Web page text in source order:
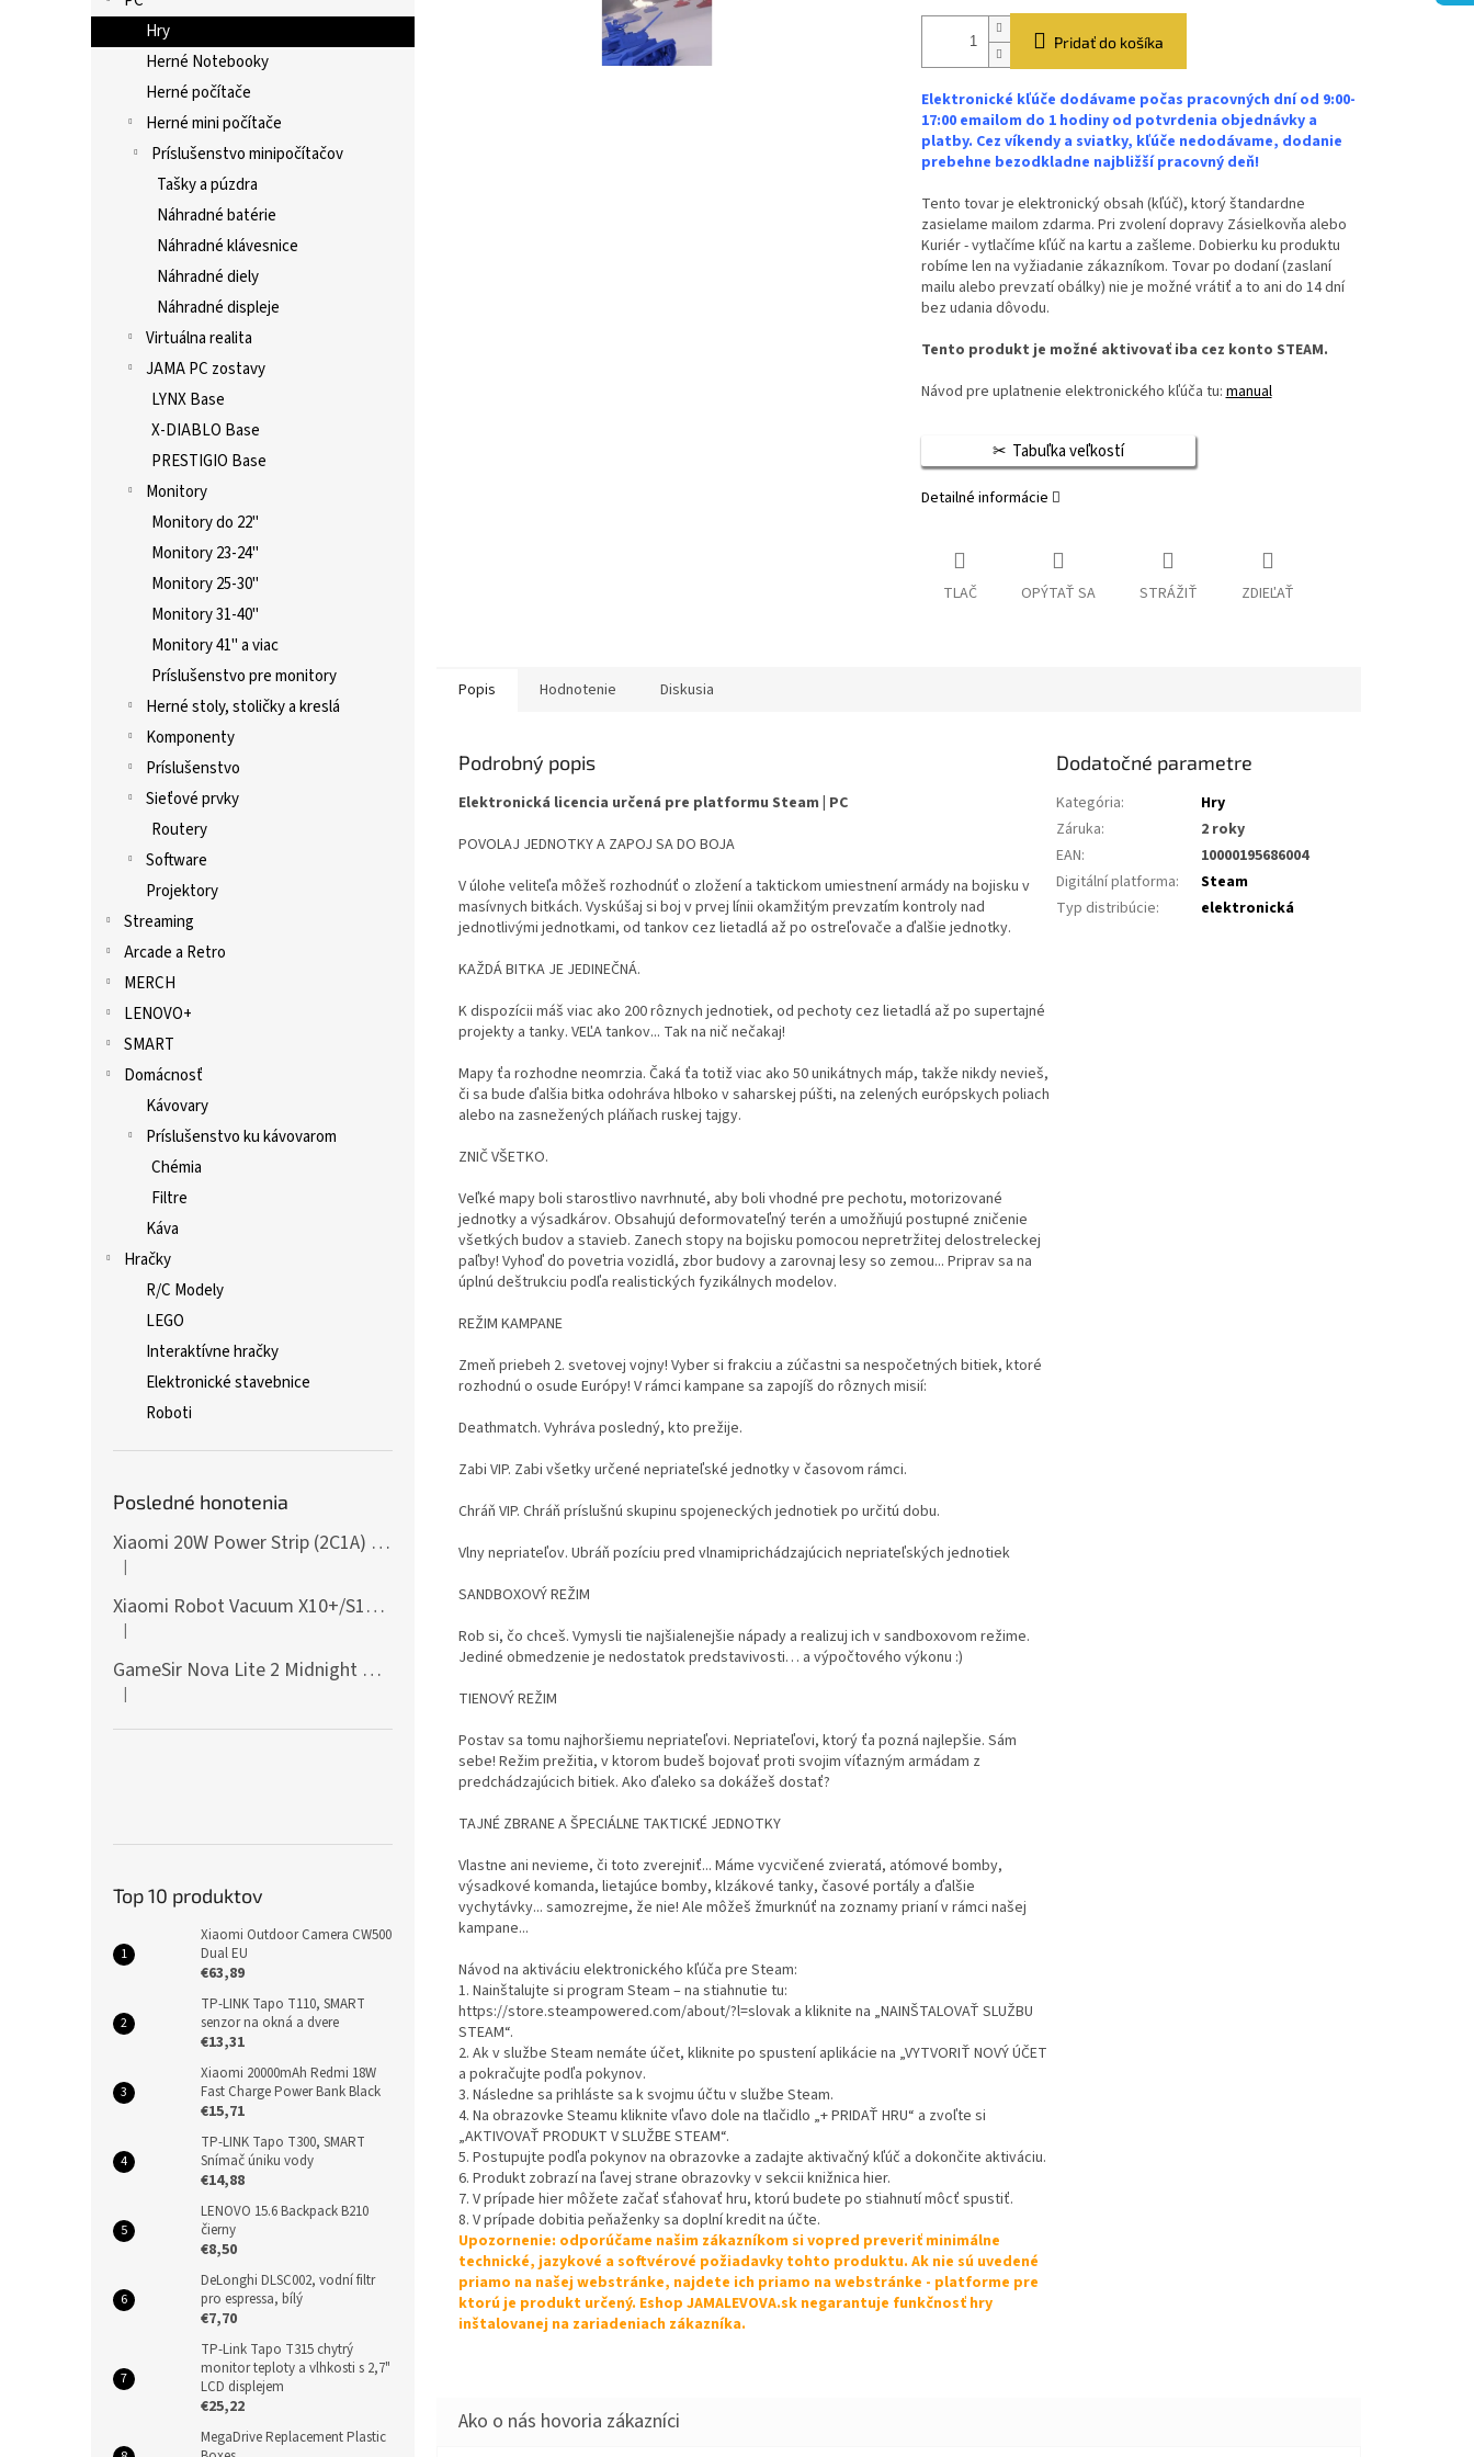
Hry
Herné Notebooky
Herné počítače
Herné mini počítače
Príslušenstvo minipočítačov
Tašky a púzdra
Náhradné batérie
Náhradné klávesnice
Náhradné diely
Náhradné displeje
Virtuálna realita
JAMA PC zostavy
LYNX Base
X-DIABLO Base
PRESTIGIO Base
Monitory
Monitory do 22"
Monitory 23-24"
Monitory 25-30"
Monitory 31-40"
Monitory 41" a viac
Príslušenstvo pre monitory
Herné stoly, stoličky a kreslá
Komponenty
Príslušenstvo
Sieťové prvky
Routery
Software
Projektory
Streaming
Arcade a Retro
MERCH
LENOVO+
SMART
Domácnosť
Kávovary
Príslušenstvo ku kávovarom
Chémia
Filtre
Káva
Hračky
R/C Modely
LEGO
Interaktívne hračky
Elektronické stavebnice
Roboti
Posledné honotenia
Xiaomi 20W Power Strip (2C1A) EU
Hodnotenie produktu je 5 z 5 hviezdičiek.
|
Xiaomi Robot Vacuum X10+/S10+/X10/X20+ Side Brush
Hodnotenie produktu je 5 z 5 hviezdičiek.
|
GameSir Nova Lite 2 Midnight Gray
Hodnotenie produktu je 5 z 5 hviezdičiek.
|
Top 10 produktov
Xiaomi Outdoor Camera CW500
Dual EU
€63,89
TP-LINK Tapo T110, SMART
senzor na okná a dvere
€13,31
Xiaomi 20000mAh Redmi 18W
Fast Charge Power Bank Black
€15,71
TP-LINK Tapo T300, SMART
Snímač úniku vody
€14,88
LENOVO 15.6 Backpack B210
čierny
€8,50
DeLonghi DLSC002, vodní filtr
pro espressa, bílý
€7,70
TP-Link Tapo T315 chytrý
monitor teploty a vlhkosti s 2,7"
LCD displejem
€25,22
MegaDrive Replacement Plastic
Pridať do košíka
Elektronické kľúče dodávame počas pracovných dní od 9:00-
17:00 emailom do 1 hodiny od potvrdenia objednávky a
platby. Cez víkendy a sviatky, kľúče nedodávame, dodanie
prebehne bezodkladne najbližší pracovný deň!
Tento tovar je elektronický obsah (kľúč), ktorý štandardne
zasielame mailom zdarma. Pri zvolení dopravy Zásielkovňa alebo
Kuriér - vytlačíme kľúč na kartu a zašleme. Dobierku ku produktu
robíme len na vyžiadanie zákazníkom. Tovar po dodaní (zaslaní
mailu alebo prevzatí obálky) nie je možné vrátiť a to ani do 14 dní
bez udania dôvodu.
Tento produkt je možné aktivovať iba cez konto STEAM.
Návod pre uplatnenie elektronického kľúča tu:manual
Tabuľka veľkostí
Detailné informácie
TLAČ OPÝTAŤ SA STRÁŽIŤ ZDIEĽAŤ
Popis Hodnotenie Diskusia
Podrobný popis
Elektronická licencia určená pre platformu Steam | PC
POVOLAJ JEDNOTKY A ZAPOJ SA DO BOJA
V úlohe veliteľa môžeš rozhodnúť o zložení a taktickom umiestnení armády na bojisku v
masívnych bitkách. Vyskúšaj si boj v prvej línii okamžitým prevzatím kontroly nad
jednotlivými jednotkami, od tankov cez lietadlá až po ostreľovače a ďalšie jednotky.
KAŽDÁ BITKA JE JEDINEČNÁ.
K dispozícii máš viac ako 200 rôznych jednotiek, od pechoty cez lietadlá až po supertajné
projekty a tanky. VEĽA tankov... Tak na nič nečakaj!
Mapy ťa rozhodne neomrzia. Čaká ťa totiž viac ako 50 unikátnych máp, takže nikdy nevieš,
či sa bude ďalšia bitka odohráva hlboko v saharskej púšti, na zelených európskych poliach
alebo na zasnežených pláňach ruskej tajgy.
ZNIČ VŠETKO.
Veľké mapy boli starostlivo navrhnuté, aby boli vhodné pre pechotu, motorizované
jednotky a výsadkárov. Obsahujú deformovateľný terén a umožňujú postupné zničenie
všetkých budov a stavieb. Zanech stopy na bojisku pomocou nepretržitej delostreleckej
paľby! Vyhoď do povetria vozidlá, zbor budovy a zarovnaj lesy so zemou... Priprav sa na
úplnú deštrukciu podľa realistických fyzikálnych modelov.
REŽIM KAMPANE
Zmeň priebeh 2. svetovej vojny! Vyber si frakciu a zúčastni sa nespočetných bitiek, ktoré
rozhodnú o osude Európy! V rámci kampane sa zapojíš do rôznych misií:
Deathmatch. Vyhráva posledný, kto prežije.
Zabi VIP. Zabi všetky určené nepriateľské jednotky v časovom rámci.
Chráň VIP. Chráň príslušnú skupinu spojeneckých jednotiek po určitú dobu.
Vlny nepriateľov. Ubráň pozíciu pred vlnamiprichádzajúcich nepriateľských jednotiek
SANDBOXOVÝ REŽIM
Rob si, čo chceš. Vymysli tie najšialenejšie nápady a realizuj ich v sandboxovom režime.
Jediné obmedzenie je nedostatok predstavivosti… a výpočtového výkonu :)
TIENOVÝ REŽIM
Postav sa tomu najhoršiemu nepriateľovi. Nepriateľovi, ktorý ťa pozná najlepšie. Sám
sebe! Režim prežitia, v ktorom budeš bojovať proti svojim víťazným armádam z
predchádzajúcich bitiek. Ako ďaleko sa dokážeš dostať?
TAJNÉ ZBRANE A ŠPECIÁLNE TAKTICKÉ JEDNOTKY
Vlastne ani nevieme, či toto zverejniť... Máme vycvičené zvieratá, atómové bomby,
výsadkové komanda, lietajúce bomby, klzákové tanky, časové portály a ďalšie
vychytávky... samozrejme, že nie! Ale môžeš žmurknúť na zoznamy prianí v rámci našej
kampane...
Návod na aktiváciu elektronického kľúča pre Steam:
1. Nainštalujte si program Steam – na stiahnutie tu:
https://store.steampowered.com/about/?l=slovak a kliknite na „NAINŠTALOVAŤ SLUŽBU
STEAM“.
2. Ak v službe Steam nemáte účet, kliknite po spustení aplikácie na „VYTVORIŤ NOVÝ ÚČET
a pokračujte podľa pokynov.
3. Následne sa prihláste sa k svojmu účtu v službe Steam.
4. Na obrazovke Steamu kliknite vľavo dole na tlačidlo „+ PRIDAŤ HRU“ a zvoľte si
„AKTIVOVAŤ PRODUKT V SLUŽBE STEAM“.
5. Postupujte podľa pokynov na obrazovke a zadajte aktivačný kľúč a dokončite aktiváciu.
6. Produkt zobrazí na ľavej strane obrazovky v sekcii knižnica hier.
7. V prípade hier môžete začať sťahovať hru, ktorú budete po stiahnutí môcť spustiť.
8. V prípade dobitia peňaženky sa doplní kredit na účte.
Upozornenie: odporúčame našim zákazníkom si vopred preveriť minimálne
technické, jazykové a softvérové požiadavky tohto produktu. Ak nie sú uvedené
priamo na našej webstránke, najdete ich priamo na webstránke - platforme pre
ktorú je produkt určený. Eshop JAMALEVOVA.sk negarantuje funkčnosť hry
inštalovanej na zariadeniach zákazníka.
Dodatočné parametre
Kategória:
Hry
Záruka:
2 roky
EAN:
10000195686004
Digitální platforma:
Steam
Typ distribúcie: elektronická